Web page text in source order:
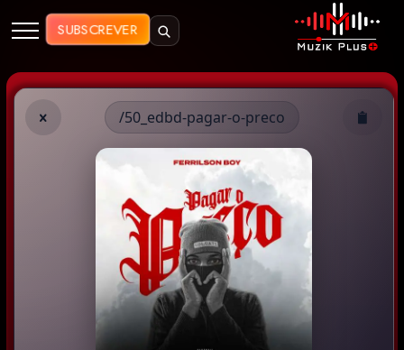
Muzik Plus AO - Streaming de
SUBSCREVER
/50_edbd-pagar-o-preco